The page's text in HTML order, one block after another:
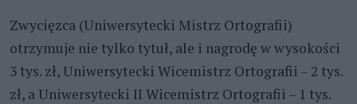
Zwycięzca (Uniwersytecki Mistrz Ortografii)
otrzymuje nie tylko tytuł, ale i nagrodę w wysokości
3 tys. zł, Uniwersytecki Wicemistrz Ortografii – 2 tys.
zł, a Uniwersytecki II Wicemistrz Ortografii – 1 tys.